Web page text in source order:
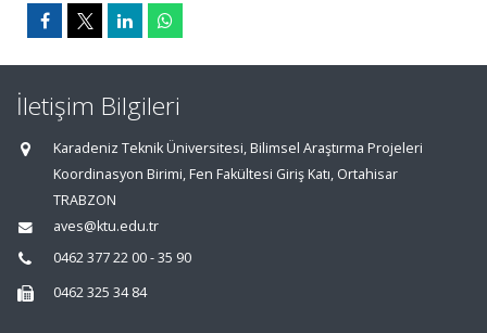
İletişim Bilgileri
Karadeniz Teknik Üniversitesi, Bilimsel Araştırma Projeleri
Koordinasyon Birimi, Fen Fakültesi Giriş Katı, Ortahisar
TRABZON
aves@ktu.edu.tr
0462 377 22 00 - 35 90
0462 325 34 84